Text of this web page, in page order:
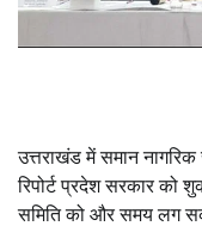
उत्तराखंड में समान
रिपोर्ट प्रदेश सरकार को
समिति को और समय लग